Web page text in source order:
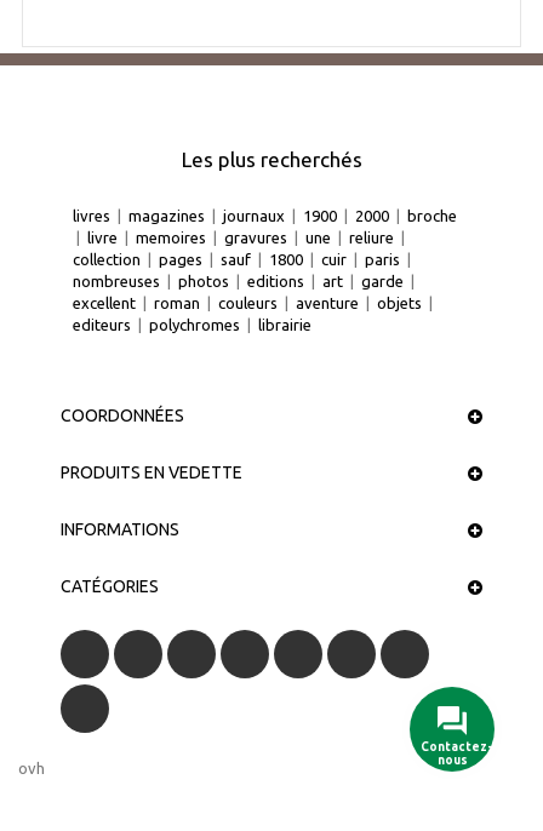
Les plus recherchés
livres | magazines | journaux | 1900 | 2000 | broche
| livre | memoires | gravures | une | reliure |
collection | pages | sauf | 1800 | cuir | paris |
nombreuses | photos | editions | art | garde |
excellent | roman | couleurs | aventure | objets |
editeurs | polychromes | librairie
COORDONNÉES
PRODUITS EN VEDETTE
INFORMATIONS
CATÉGORIES
Contactez-
nous
ovh